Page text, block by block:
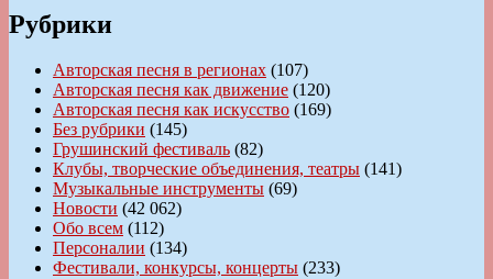
Рубрики
Авторская песня в регионах (107)
Авторская песня как движение (120)
Авторская песня как искусство (169)
Без рубрики (145)
Грушинский фестиваль (82)
Клубы, творческие объединения, театры (141)
Музыкальные инструменты (69)
Новости (42 062)
Обо всем (112)
Персоналии (134)
Фестивали, конкурсы, концерты (233)